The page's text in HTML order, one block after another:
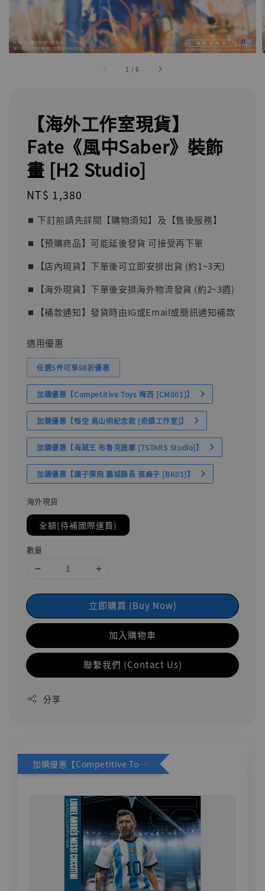
1 /6
【海外工作室現貨】
Fate《風中Saber》裝飾
畫 [H2 Studio]
Regular
NT$ 1,380
⏹︎ 下訂前請先詳閱【購物須知】及【售後服務】
⏹︎【預購商品】可能延後發貨 可接受再下單
⏹︎【店內現貨】下單後可立即安排出貨 (約1~3天)
⏹︎【海外現貨】下單後安排海外物流發貨 (約2~3週)
⏹︎【補款通知】發貨時由IG或Email或簡訊通知補款
適用優惠
任選5件可享98折優惠
加購優惠【Competitive Toys 梅西 [CM001]】
加購優惠【悟空 鳥山明紀念款 [奇蹟工作室]】
加購優惠【海賊王 布魯克達摩 [7STARS Studio]】
加購優惠【讓子彈飛 鵝城縣長 張麻子 [BK01]】
海外現貨
全額(待補國際運費)
數量
立即購買 (Buy Now)
加入購物車
聯繫我們 (Contact Us)
分享
加購優惠【Competitive Toys 梅西 [CM001]】